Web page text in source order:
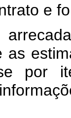
e
as
por